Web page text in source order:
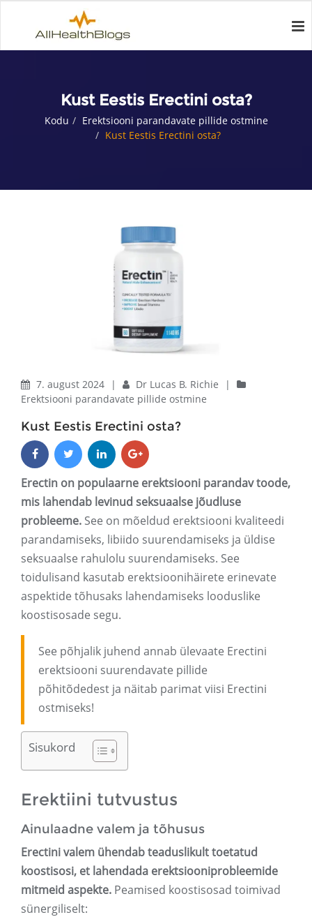
Kust Eestis Erectini osta?
Kodu
Erektsiooni parandavate pillide ostmine
Kust Eestis Erectini osta?
7. august 2024 | Dr Lucas B. Richie
|
Erektsiooni parandavate pillide ostmine
Kust Eestis Erectini osta?
Erectin on populaarne erektsiooni parandav toode,
mis lahendab levinud seksuaalse jõudluse
probleeme. See on mõeldud erektsiooni kvaliteedi
parandamiseks, libiido suurendamiseks ja üldise
seksuaalse rahulolu suurendamiseks. See
toidulisand kasutab erektsioonihäirete erinevate
aspektide tõhusaks lahendamiseks looduslike
koostisosade segu.
See põhjalik juhend annab ülevaate Erectini
erektsiooni suurendavate pillide
põhitõdedest ja näitab parimat viisi Erectini
ostmiseks!
Sisukord
Erektiini tutvustus
Ainulaadne valem ja tõhusus
Erectini valem ühendab teaduslikult toetatud
koostisosi, et lahendada erektsiooniprobleemide
mitmeid aspekte. Peamised koostisosad toimivad
sünergiliselt: